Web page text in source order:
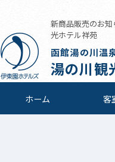
新商品販売のお
光ホテル祥苑
函館湯の川温
湯の川観
ホーム 客